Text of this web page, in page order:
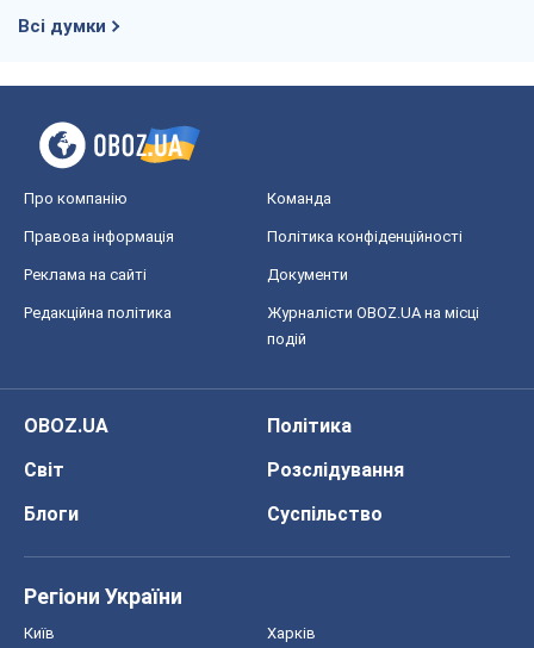
Всі думки
Про компанію Команда
Правова інформація Політика конфіденційності
Реклама на сайті Документи
Редакційна політика
Журналісти OBOZ.UA на місці
подій
OBOZ.UA
Політика
Світ
Розслідування
Блоги
Суспільство
Регіони України
Київ Харків